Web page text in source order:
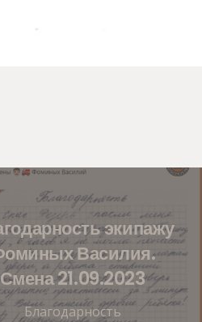
экипажу
Василия.
Смена 21.09.2023
Благодарность